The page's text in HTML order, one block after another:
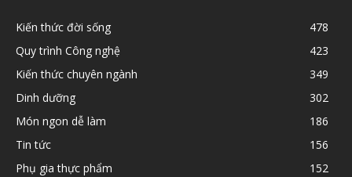
Kiến thức đời sống
478
Quy trình Công nghệ
423
Kiến thức chuyên ngành
349
Dinh dưỡng
302
Món ngon dễ làm
186
Tin tức
156
Phụ gia thực phẩm
152